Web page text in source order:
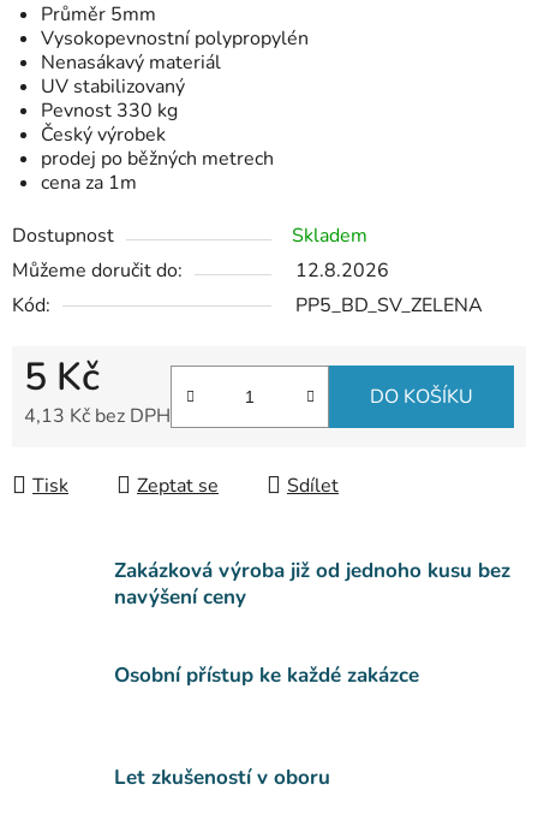
Průměr 5mm
Vysokopevnostní polypropylén
Nenasákavý materiál
UV stabilizovaný
Pevnost 330 kg
Český výrobek
prodej po běžných metrech
cena za 1m
Dostupnost
Skladem
Můžeme doručit do:
12.8.2026
Kód:
PP5_BD_SV_ZELENA
5 Kč
4,13 Kč bez DPH
DO KOŠÍKU
Tisk Zeptat se Sdílet
Zakázková výroba již od jednoho kusu bez
navýšení ceny
Osobní přístup ke každé zakázce
Let zkušeností v oboru